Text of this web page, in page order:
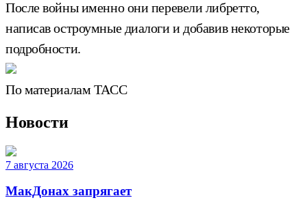
После войны именно они перевели либретто,
написав остроумные диалоги и добавив некоторые
подробности.
По материалам ТАСС
Новости
7 августа 2026
МакДонах запрягает